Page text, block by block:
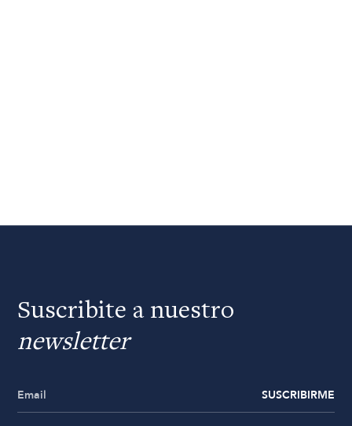
Suscribite a nuestro
newsletter
SUSCRIBIRME